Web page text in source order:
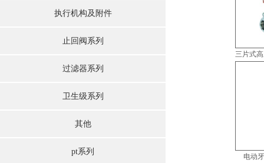
执行机构及附件
止回阀系列
过滤器系列
卫生级系列
其他
pt系列
三片式
电动